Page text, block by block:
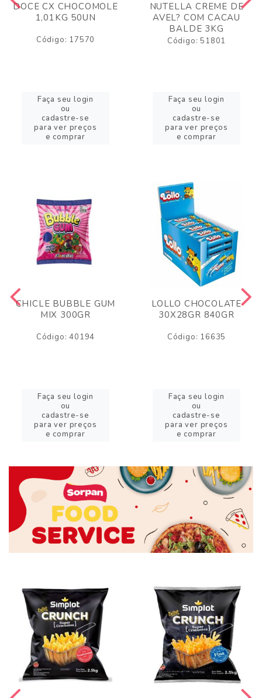
DOCE CX CHOCOMOLE
1,01KG 50UN
Código: 17570
Faça seu login
ou
cadastre-se
para ver preços
e comprar
NUTELLA CREME DE
AVEL? COM CACAU
BALDE 3KG
Código: 51801
Faça seu login
ou
cadastre-se
para ver preços
e comprar
CHICLE BUBBLE GUM
MIX 300GR
Código: 40194
Faça seu login
ou
cadastre-se
para ver preços
e comprar
LOLLO CHOCOLATE
30X28GR 840GR
Código: 16635
Faça seu login
ou
cadastre-se
para ver preços
e comprar